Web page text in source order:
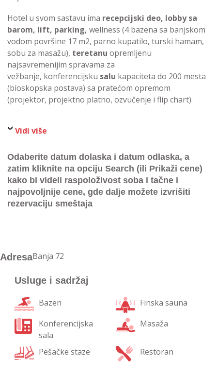
Hotel u svom sastavu ima recepcijski deo, lobby sa
barom, lift, parking, wellness (4 bazena sa banjskom
vodom površine 17 m2, parno kupatilo, turski hamam,
sobu za masažu), teretanu opremljenu
najsavremenijim spravama za
vežbanje, konferencijsku salu kapaciteta do 200 mesta
(bioskopska postava) sa pratećom opremom
(projektor, projektno platno, ozvučenje i flip chart).
Vidi više
Odaberite datum dolaska i datum odlaska, a
zatim kliknite na opciju Search (ili Prikaži cene)
kako bi videli raspoloživost soba i tačne i
najpovoljnije cene, gde dalje možete izvrišiti
rezervaciju smeštaja
AdresaBanja 72
Usluge i sadržaj
Bazen
Finska sauna
Konferencijska
sala
Masaža
Pešačke staze Restoran